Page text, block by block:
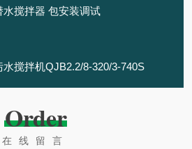
水搅拌器 包安装调试
水搅拌机QJB2.2/8-320/3-740S
Order
在线留言